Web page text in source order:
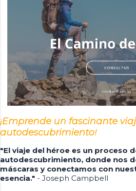
¡Emprende un fascinante
autodescubrimiento!
"El viaje del héroe es un proceso
autodescubrimiento, donde nos
máscaras y conectamos con
esencia." - Joseph Campbell